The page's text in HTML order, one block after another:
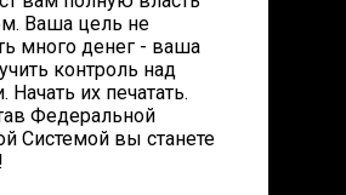
Ваша цель не
много денег - ваша
контроль над
Начать их печатать.
Федеральной
Системой вы станете